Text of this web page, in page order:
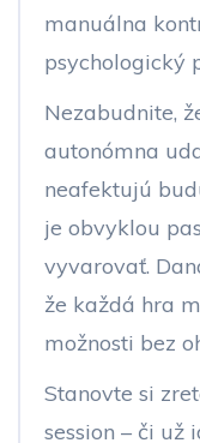
manuálna
psychologický
Nezabudnite,
autonómna
neafektujú
je obvyklou
vyvarovať.
že každá hra
možnosti bez
Stanovte si
session – či už